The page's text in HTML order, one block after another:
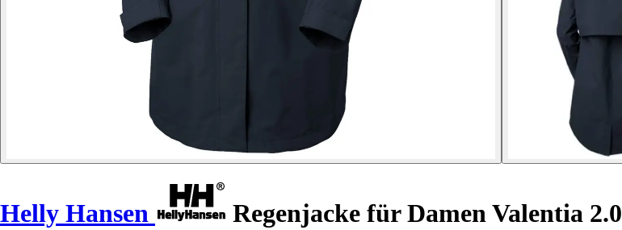
Helly Hansen Regenjacke für Damen Valentia 2.0